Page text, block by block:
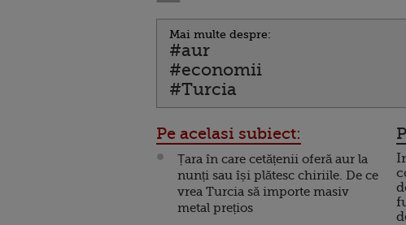
Mai multe despre:
#aur
#economii
#Turcia
Pe acelasi subiect:
Țara în care cetățenii oferă aur la
nunți sau își plătesc chiriile. De ce
vrea Turcia să importe masiv
metal prețios